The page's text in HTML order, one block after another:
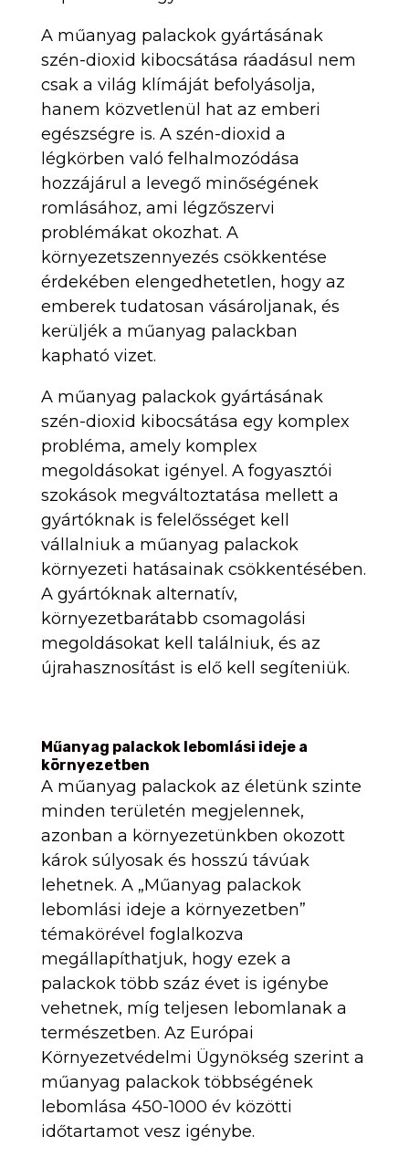
A műanyag palackok gyártásának
szén-dioxid kibocsátása ráadásul nem
csak a világ klímáját befolyásolja,
hanem közvetlenül hat az emberi
egészségre is. A szén-dioxid a
légkörben való felhalmozódása
hozzájárul a levegő minőségének
romlásához, ami légzőszervi
problémákat okozhat. A
környezetszennyezés csökkentése
érdekében elengedhetetlen, hogy az
emberek tudatosan vásároljanak, és
kerüljék a műanyag palackban
kapható vizet.
A műanyag palackok gyártásának
szén-dioxid kibocsátása egy komplex
probléma, amely komplex
megoldásokat igényel. A fogyasztói
szokások megváltoztatása mellett a
gyártóknak is felelősséget kell
vállalniuk a műanyag palackok
környezeti hatásainak csökkentésében.
A gyártóknak alternatív,
környezetbarátabb csomagolási
megoldásokat kell találniuk, és az
újrahasznosítást is elő kell segíteniük.
Műanyag palackok lebomlási ideje a
környezetben
A műanyag palackok az életünk szinte
minden területén megjelennek,
azonban a környezetünkben okozott
károk súlyosak és hosszú távúak
lehetnek. A „Műanyag palackok
lebomlási ideje a környezetben”
témakörével foglalkozva
megállapíthatjuk, hogy ezek a
palackok több száz évet is igénybe
vehetnek, míg teljesen lebomlanak a
természetben. Az Európai
Környezetvédelmi Ügynökség szerint a
műanyag palackok többségének
lebomlása 450-1000 év közötti
időtartamot vesz igénybe.